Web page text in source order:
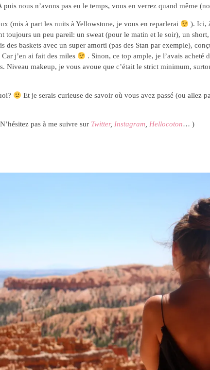
nous n’avons pas eu le temps, vous en verrez quand même
(mis à part les nuits à Yellowstone, je vous en reparlerai
). Ici,
toujours un peu pareil: un sweat (pour le matin et le soir), un
des baskets avec un super amorti (pas des Stan par exemple),
j’en ai fait des miles
. Sinon, ce top ample, je l’avais acheté
Niveau makeup, je vous avoue que c’était le strict minimum,
Et je serais curieuse de savoir où vous avez passé (ou allez
pas à me suivre sur Twitter, Instagram, Hellocoton… )